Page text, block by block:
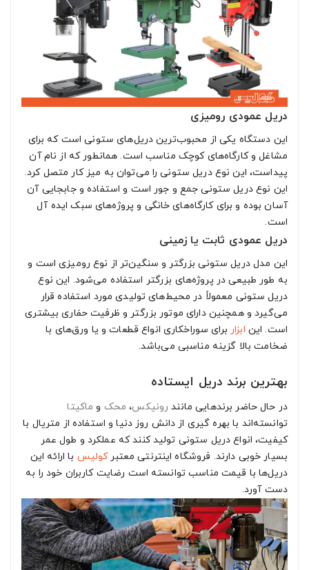
دریل عمودی رومیزی
این دستگاه یکی از محبوب‌ترین دریل‌های ستونی است که برای
مشاغل و کارگاه‌های کوچک مناسب است. همانطور که از نام آن
پیداست، این نوع دریل ستونی را می‌توان به میز کار متصل کرد.
این نوع دریل ستونی جمع و جور است و استفاده و جابجایی آن
آسان بوده و برای کارگاه‌های خانگی و پروژه‌های سبک ایده آل
است.
دریل عمودی ثابت یا زمینی
این مدل دریل ستونی بزرگتر و سنگین‌تر از نوع رومیزی است و
به طور طبیعی در پروژه‌های بزرگتر استفاده می‌شود. این نوع
دریل ستونی معمولاً در محیط‌های تولیدی مورد استفاده قرار
می‌گیرد و همچنین دارای موتور بزرگتر و ظرفیت حفاری بیشتری
است. این ابزار برای سوراخکاری انواع قطعات و یا ورق‌های با
ضخامت بالا گزینه مناسبی می‌باشد.
بهترین برند دریل ایستاده
در حال حاضر برندهایی مانند رونیکس، محک و ماکیتا
توانسته‌اند با بهره گیری از دانش روز دنیا و استفاده از متریال با
کیفیت، انواع دریل ستونی تولید کنند که عملکرد و طول عمر
بسیار خوبی دارند. فروشگاه اینترنتی معتبرکولیس با ارائه این
دریل‌ها با قیمت مناسب توانسته است رضایت کاربران خود را به
دست آورد.